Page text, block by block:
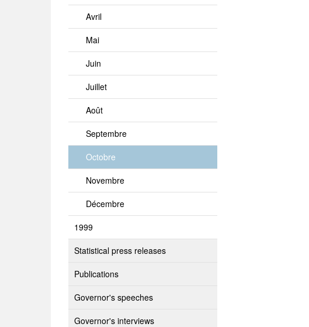
Avril
Mai
Juin
Juillet
Août
Septembre
Octobre
Novembre
Décembre
1999
Statistical press releases
Publications
Governor's speeches
Governor's interviews